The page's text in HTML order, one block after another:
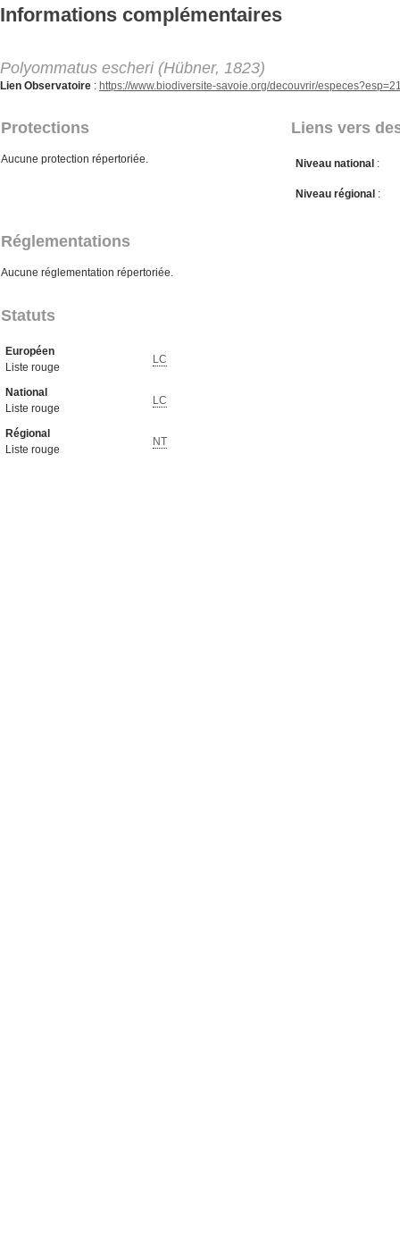
Aller au contenu principal
Informations complémentaires
Polyommatus escheri (Hübner, 1823)
Lien Observatoire : https://www.biodiversite-savoie.org/decouvrir/
Protections Liens vers
Aucune protection répertoriée. Niveau national :
Niveau régional :
Réglementations
Aucune réglementation répertoriée.
Statuts
Européen
Liste rouge
LC
National
Liste rouge
LC
Régional
Liste rouge
NT